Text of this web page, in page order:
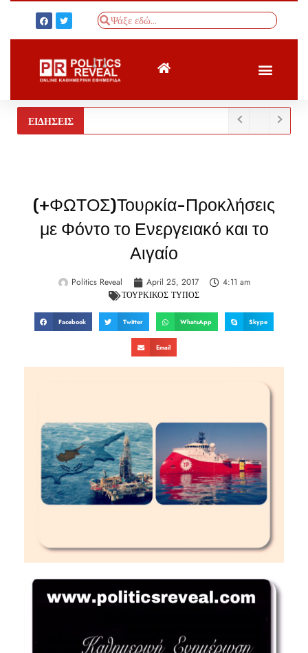
ΕΙΔΗΣΕΙΣ
(+ΦΩΤΟΣ)Τουρκία-Προκλήσεις
με Φόντο το Ενεργειακό και το
Αιγαίο
Politics Reveal April 25, 2017
4:11 am
ΤΟΥΡΚΙΚΟΣ ΤΥΠΟΣ
Facebook Twitter WhatsApp Skype
Email